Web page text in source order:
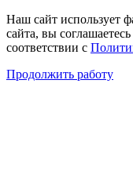
Наш сайт использует
сайта, вы
соответствии с
Продолжить работу